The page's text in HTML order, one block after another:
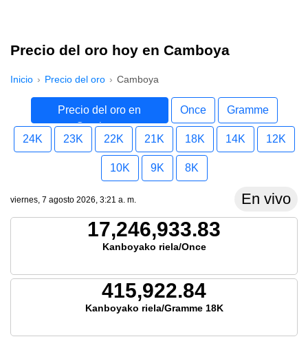
Precio del oro hoy en Camboya
Inicio Precio del oro Camboya
Precio del oro en
Camboya
Once Gramme
24K 23K 22K 21K 18K 14K 12K
10K 9K 8K
viernes, 7 agosto 2026, 3:21 a. m. En vivo
17,246,933.83
Kanboyako riela/Once
415,922.84
Kanboyako riela/Gramme 18K